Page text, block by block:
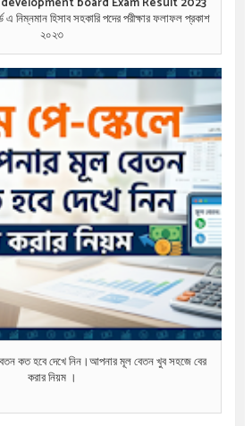
এ নিম্নমান হিসাব সহকারি পদের পরীক্ষার ফলাফল প্রকাশ
২০২৩
কত হবে দেখে নিন।আপনার মূল বেতন খুব সহজে বের
করার নিয়ম ।